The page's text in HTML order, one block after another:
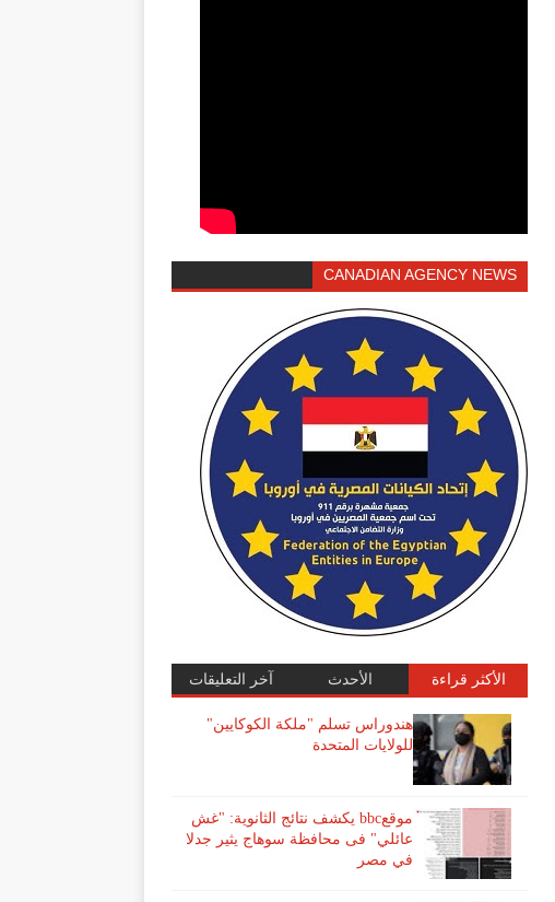
CANADIAN AGENCY NEWS
الأكثر قراءة الأحدث آخر التعليقات
هندوراس تسلم "ملكة الكوكايين"
للولايات المتحدة
موقعbbc يكشف نتائج الثانوية: "غش
عائلي" فى محافظة سوهاج يثير جدلا
في مصر